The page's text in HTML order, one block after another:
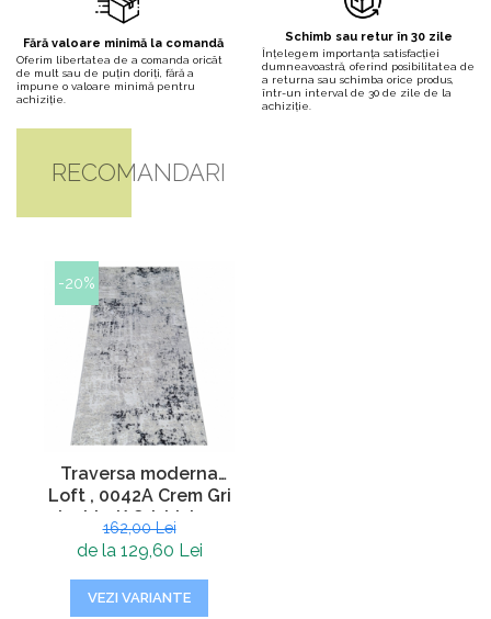
Fără valoare minimă la comandă
Oferim libertatea de a comanda oricât
de mult sau de puțin doriți, fără a
impune o valoare minimă pentru
achiziție.
Schimb sau retur în 30 zile
Înțelegem importanța satisfacției
dumneavoastră, oferind posibilitatea de
a returna sau schimba orice produs,
într-un interval de 30 de zile de la
achiziție.
RECOMANDARI
-20%
Traversa moderna
Loft , 0042A Crem Gri
Inchis, K.Gri, Living,
Dormitor, Hol, 80 x 150
cm
162,00 Lei
de la 129,60 Lei
VEZI VARIANTE